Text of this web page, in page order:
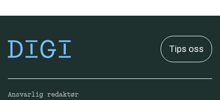
Tips oss
Ansvarlig redaktør